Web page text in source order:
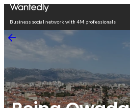
Business social network with 4M professionals